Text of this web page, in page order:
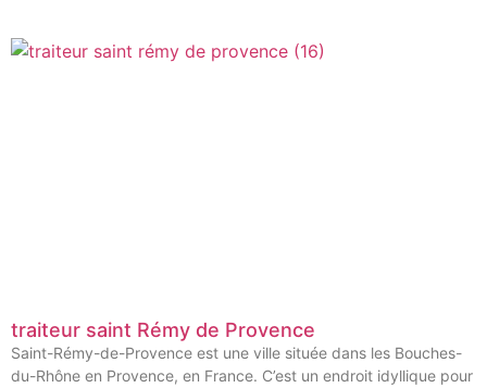
traiteur saint Rémy de Provence
Saint-Rémy-de-Provence est une ville située dans les Bouches-
du-Rhône en Provence, en France. C’est un endroit idyllique pour